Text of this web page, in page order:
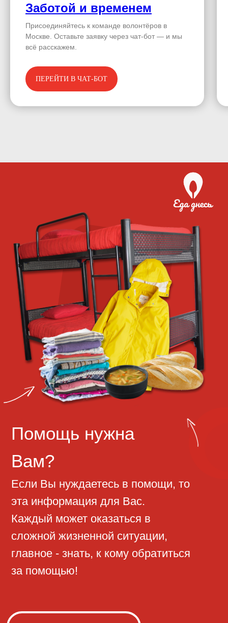
Заботой и временем
Присоединяйтесь к команде волонтёров в
Москве. Оставьте заявку через чат-бот — и мы
всё расскажем.
ПЕРЕЙТИ В ЧАТ-БОТ